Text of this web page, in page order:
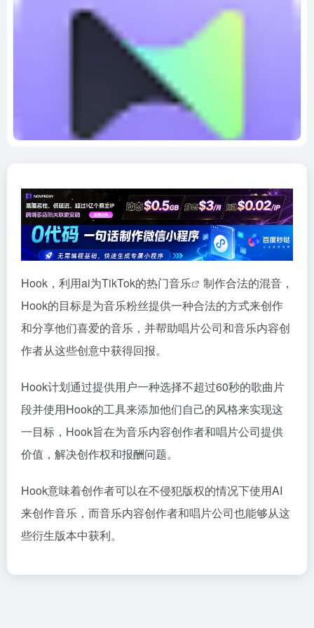
Hook，利用ai为TikTok的热门音乐
制作合法的混音，
Hook的目标是为音乐粉丝提供一种合法的方式来创作
和分享他们喜爱的音乐，并帮助唱片公司和音乐内容创
作者从这些创意中获得回报。
Hook计划通过提供用户一种选择不超过60秒的歌曲片
段并使用Hook的工具来添加他们自己的风格来实现这
一目标，Hook旨在为音乐内容创作者和唱片公司提供
价值，解决创作权和报酬问题。
Hook意味着创作者可以在不侵犯版权的情况下使用AI
来创作音乐，而音乐内容创作者和唱片公司也能够从这
些衍生版本中获利。